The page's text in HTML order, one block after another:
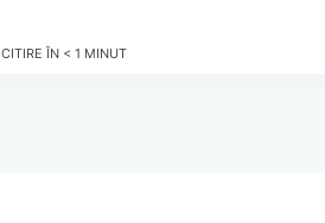
CITIRE ÎN < 1 MINUT